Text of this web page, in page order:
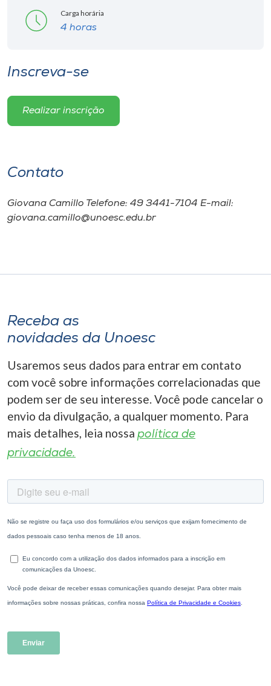
Carga horária
4 horas
Inscreva-se
Realizar inscrição
Contato
Giovana Camillo Telefone: 49 3441-7104 E-mail:
giovana.camillo@unoesc.edu.br
Receba as
novidades da Unoesc
Usaremos seus dados para entrar em contato
com você sobre informações correlacionadas que
podem ser de seu interesse. Você pode cancelar o
envio da divulgação, a qualquer momento. Para
mais detalhes, leia nossa política de
privacidade.